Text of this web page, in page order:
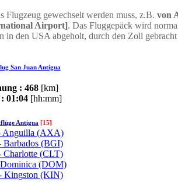
Flugzeug gewechselt werden muss, z.B. von
Airport]. Das Fluggepäck wird
den USA abgeholt, durch den Zoll
San Juan Antigua
: 468 [km]
01:04 [hh:mm]
Antigua [15]
Anguilla (AXA)
Barbados (BGI)
Charlotte (CLT)
(DOM)
Kingston (KIN)